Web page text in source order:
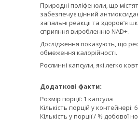
Природні поліфеноли, що
забезпечує цінний
запальні реакції та здоров’я
сприяння виробленню NAD+.
Дослідження показують, що
обмеження калорійності.
Рослинні капсули, які легко
Додаткові факти:
Розмір порції: 1 капсула
Кількість порцій у контейнері:
Кількість у порції / % добової